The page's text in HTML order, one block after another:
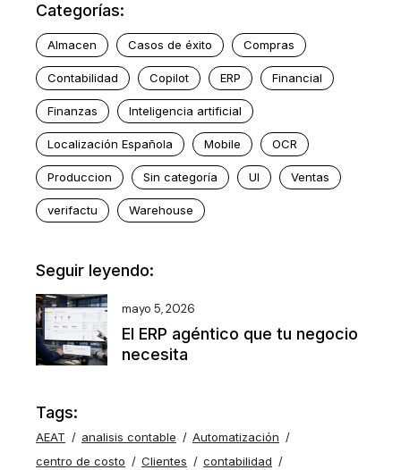
Categorías:
Almacen Casos de éxito Compras
Contabilidad Copilot ERP Financial
Finanzas Inteligencia artificial
Localización Española Mobile OCR
Produccion Sin categoría UI Ventas
verifactu Warehouse
Seguir leyendo:
mayo 5, 2026
El ERP agéntico que tu negocio
necesita
Tags:
AEAT analisis contable
Automatización
centro de costo
Clientes
contabilidad